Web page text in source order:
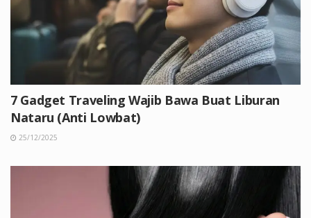
7 Gadget Traveling Wajib Bawa Buat Liburan
Nataru (Anti Lowbat)
25/12/2025